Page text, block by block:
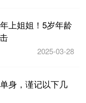
上姐姐！5岁年龄
2025-03-28
身，谨记以下几